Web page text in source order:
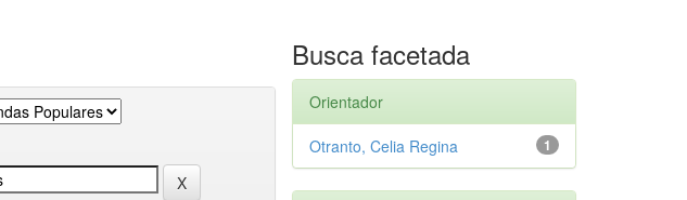
Busca facetada
Orientador
1
Otranto, Celia Regina